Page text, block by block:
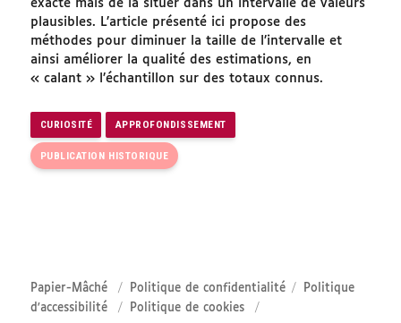
exacte mais de la situer dans un intervalle de valeurs
plausibles. L’article présenté ici propose des
méthodes pour diminuer la taille de l’intervalle et
ainsi améliorer la qualité des estimations, en
« calant » l’échantillon sur des totaux connus.
CURIOSITÉ APPROFONDISSEMENT
PUBLICATION HISTORIQUE
Papier-Mâché Politique de confidentialité
Politique
d'accessibilité
Politique de cookies